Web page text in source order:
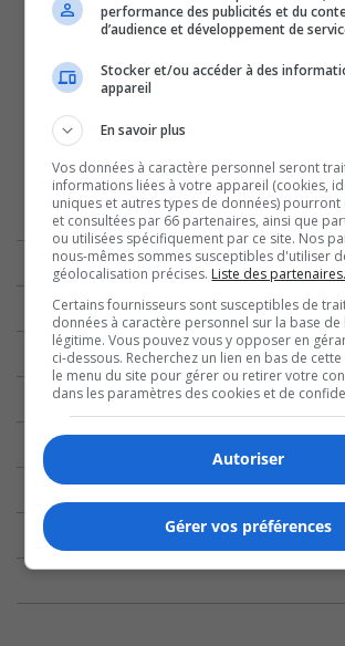
performance des publicités et du
d’audience et développement de
Stocker et/ou accéder à des
appareil
En savoir plus
Vos données à caractère personnel seront
informations liées à votre appareil (cookies,
uniques et autres types de données) pourront
et consultées par 66 partenaires, ainsi que
ou utilisées spécifiquement par ce site. Nos
nous-mêmes sommes susceptibles d'utiliser
géolocalisation précises. Liste des partenaires.
Certains fournisseurs sont susceptibles de
données à caractère personnel sur la base
légitime. Vous pouvez vous y opposer en
ci-dessous. Recherchez un lien en bas de
le menu du site pour gérer ou retirer votre
dans les paramètres des cookies et de
Autoriser
Gérer vos préférences